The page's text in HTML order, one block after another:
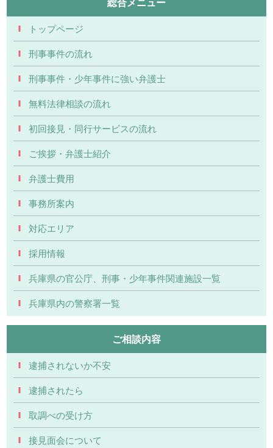
トップページ
刑事事件の流れ
刑事事件・少年事件に強い弁護士
無料法律相談の流れ
初回接見・同行サービスの流れ
ご挨拶・弁護士紹介
弁護士費用
事務所案内
対応エリア
採用情報
兵庫県の官公庁、刑事・少年事件関連施設一覧
兵庫県内の警察署一覧
ご相談内容
逮捕されないか不安
逮捕されたら
取調べの受け方
接見面会について